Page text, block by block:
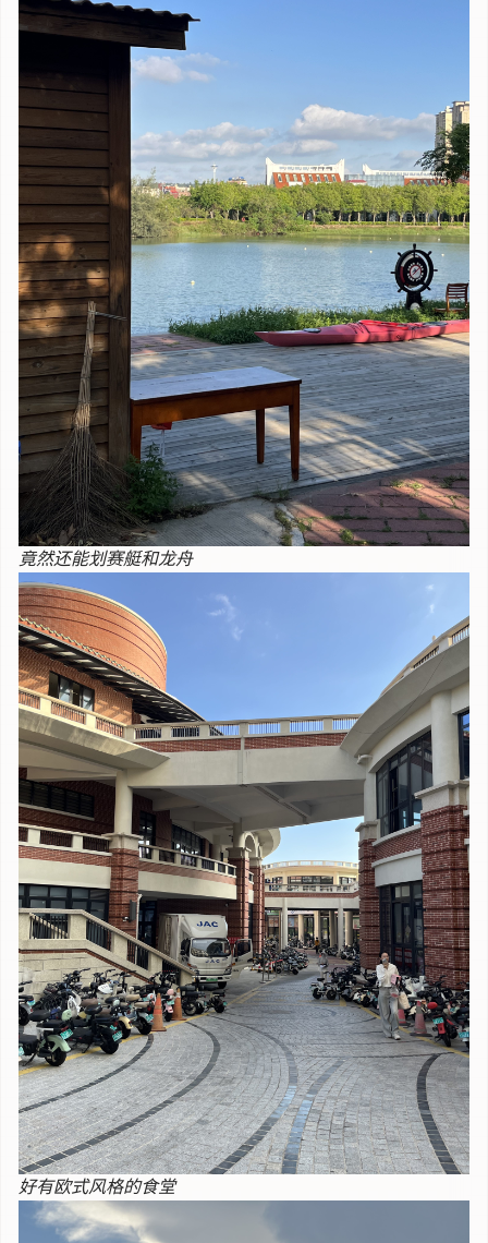
竟然还能划赛艇和龙舟
好有欧式风格的食堂